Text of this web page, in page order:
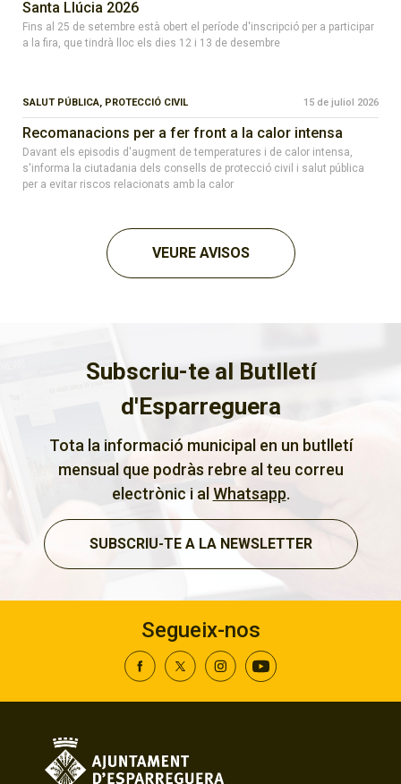
Santa Llúcia 2026
Fins al 25 de setembre està obert el període d'inscripció per a participar
a la fira, que tindrà lloc els dies 12 i 13 de desembre
SALUT PÚBLICA, PROTECCIÓ CIVIL 15 de juliol 2026
Recomanacions per a fer front a la calor intensa
Davant els episodis d'augment de temperatures i de calor intensa,
s'informa la ciutadania dels consells de protecció civil i salut pública
per a evitar riscos relacionats amb la calor
VEURE AVISOS
Subscriu-te al Butlletí
d'Esparreguera
Tota la informació municipal en un butlletí
mensual que podràs rebre al teu correu
electrònic i alWhatsapp.
SUBSCRIU-TE A LA NEWSLETTER
Segueix-nos